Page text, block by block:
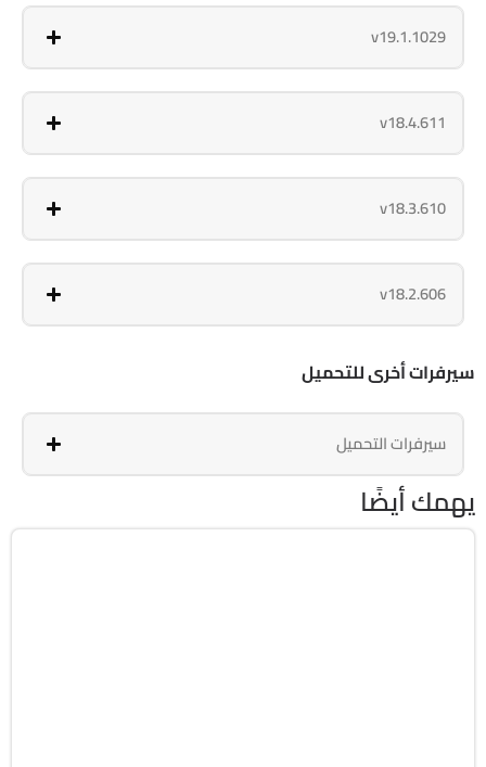
v19.1.1029
v18.4.611
v18.3.610
v18.2.606
سيرفرات أخرى للتحميل
سيرفرات التحميل
يهمك أيضًا